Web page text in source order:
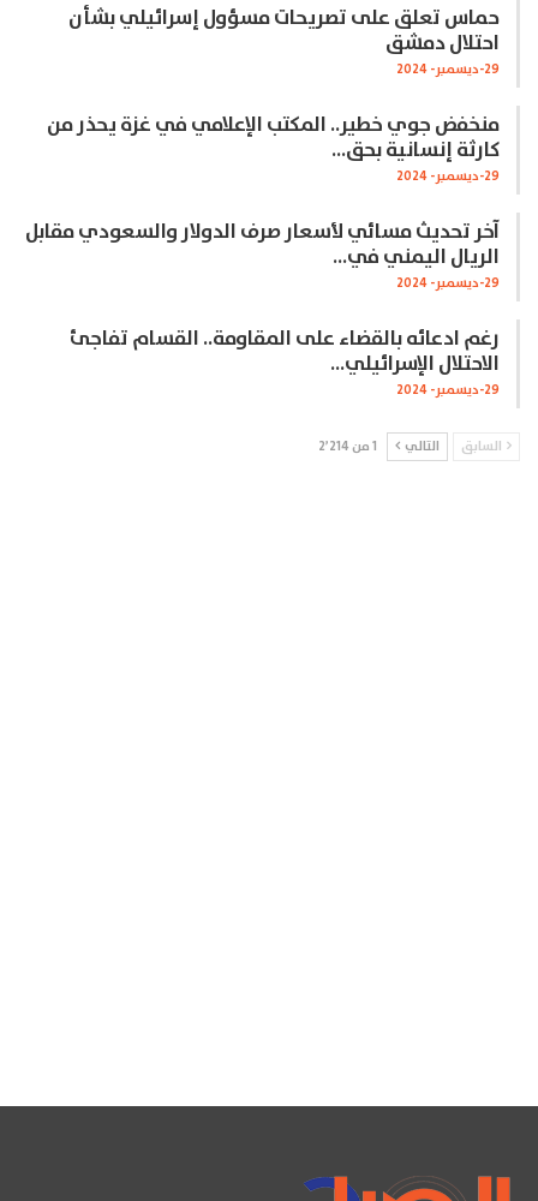
حماس تعلق على تصريحات مسؤول إسرائيلي بشأن
احتلال دمشق
29-ديسمبر- 2024
منخفض جوي خطير.. المكتب الإعلامي في غزة يحذر من
كارثة إنسانية بحق…
29-ديسمبر- 2024
آخر تحديث مسائي لأسعار صرف الدولار والسعودي مقابل
الريال اليمني في…
29-ديسمبر- 2024
رغم ادعائه بالقضاء على المقاومة.. القسام تفاجئ
الاحتلال الإسرائيلي…
29-ديسمبر- 2024
السابق التالي 1 من 2٬214